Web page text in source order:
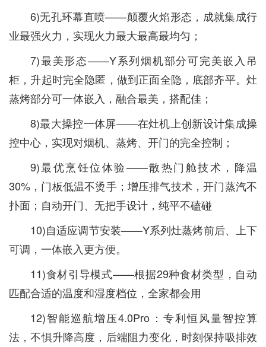
6)无孔环幕直喷——颠覆火焰形态，成就集成行
业最强火力，实现火力最大最高最均匀；
7)最美形态——Y系列烟机部分可完美嵌入吊
柜，升起时完全隐匿，做到正面全隐，底部齐平。灶
蒸烤部分可一体嵌入，融合最美，搭配佳；
8)最大操控一体屏——在灶机上创新设计集成操
控中心，实现对烟机、蒸烤、开门的完全控制；
9)最优烹饪位体验——散热门舱技术，降温
30%，门板低温不烫手；增压排气技术，开门蒸汽不
扑面；自动开门、无把手设计，纯平不磕碰
10)自适应调节安装——Y系列灶蒸烤前后、上下
可调，一体嵌入更方便。
11)食材引导模式——根据29种食材类型，自动
匹配合适的温度和湿度档位，全家都会用
12)智能巡航增压4.0Pro：专利恒风量智控算
法，不惧升降高度，后端阻力变化，时刻保持吸排效